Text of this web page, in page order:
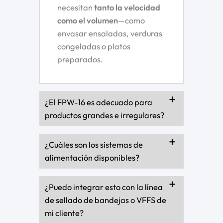
necesitan tanto la velocidad
como el volumen—como
envasar ensaladas, verduras
congeladas o platos
preparados.
¿El FPW-16 es adecuado para
productos grandes e irregulares?
¿Cuáles son los sistemas de
alimentación disponibles?
¿Puedo integrar esto con la línea
de sellado de bandejas o VFFS de
mi cliente?